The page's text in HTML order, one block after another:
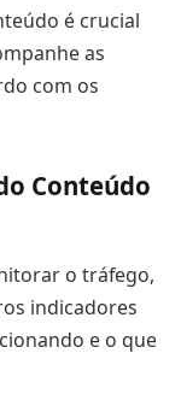
é crucial
as
com os
Conteúdo
o tráfego,
indicadores
e o que